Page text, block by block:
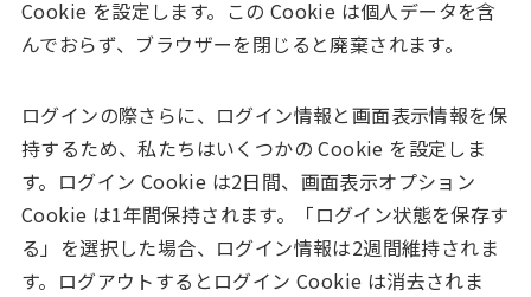
Cookie を設定します。この Cookie は個人データを含
んでおらず、ブラウザーを閉じると廃棄されます。
ログインの際さらに、ログイン情報と画面表示情報を保
持するため、私たちはいくつかの Cookie を設定しま
す。ログイン Cookie は2日間、画面表示オプション
Cookie は1年間保持されます。「ログイン状態を保存す
る」を選択した場合、ログイン情報は2週間維持されま
す。ログアウトするとログイン Cookie は消去されま